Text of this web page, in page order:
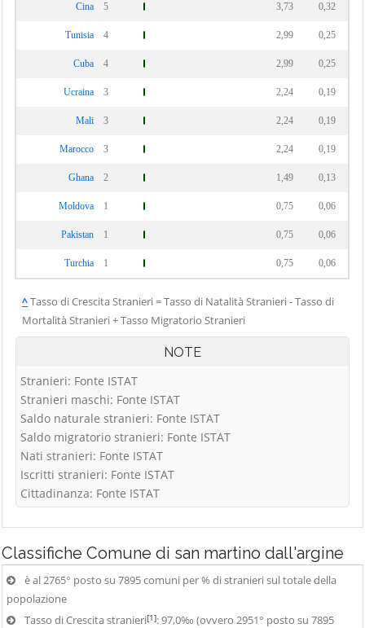
Cina 5 3,73 0,32
Tunisia 4 2,99 0,25
Cuba 4 2,99 0,25
Ucraina 3 2,24 0,19
Mali 3 2,24 0,19
Marocco 3 2,24 0,19
Ghana 2 1,49 0,13
Moldova 1 0,75 0,06
Pakistan 1 0,75 0,06
Turchia 1 0,75 0,06
^Tasso di Crescita Stranieri = Tasso di Natalità Stranieri - Tasso di
Mortalità Stranieri + Tasso Migratorio Stranieri
NOTE
Stranieri: Fonte ISTAT
Stranieri maschi: Fonte ISTAT
Saldo naturale stranieri: Fonte ISTAT
Saldo migratorio stranieri: Fonte ISTAT
Nati stranieri: Fonte ISTAT
Iscritti stranieri: Fonte ISTAT
Cittadinanza: Fonte ISTAT
Classifiche Comune di san martino dall'argine
è al 2765° posto su 7895 comuni per % di stranieri sul totale della
popolazione
Tasso di Crescita stranieri[1]: 97,0‰ (ovvero 2951° posto su 7895